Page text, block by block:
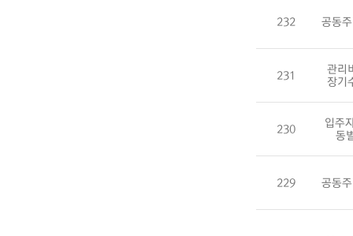
232 공동
231
관리
장기
230
입주
동
229 공동